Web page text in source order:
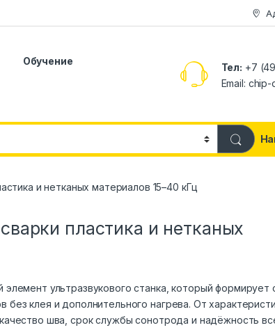
Обучение
Тел: +7
Email:
и нетканых материалов 15–40 кГц
пластика и нетканых
ультразвукового станка, который формирует
клея и дополнительного нагрева. От
шва, срок службы сонотрода и надёжность